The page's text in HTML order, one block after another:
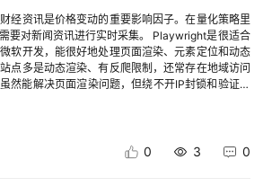
根据业务需求安全调用 ClkLog 开放接口。 支持：
部系统中 ○ 与第
够让用户数据真正融入企业业务流程。 二、智能
简单地理解数据 随着企业积累的数据越来越丰富，
合筛选条件或搭建分析模型，对业务人员存在一定
效地理解数据。 AI数据助手支持： ○ 基础数据分
经资讯是价格变动的重要影响因子。在量化策略里
资讯进行实时采集。 Playwright是很适合
软开发，能很好地处理页面渲染、元素定位和动态
点多是动态渲染、有反爬限制，还常存在地域访问
然能解决页面渲染问题，但绕不开IP封锁和验证拦
代理池能适配不同金融站点的访问规则。只需在
写好金融资讯的解析逻辑
0 3 0